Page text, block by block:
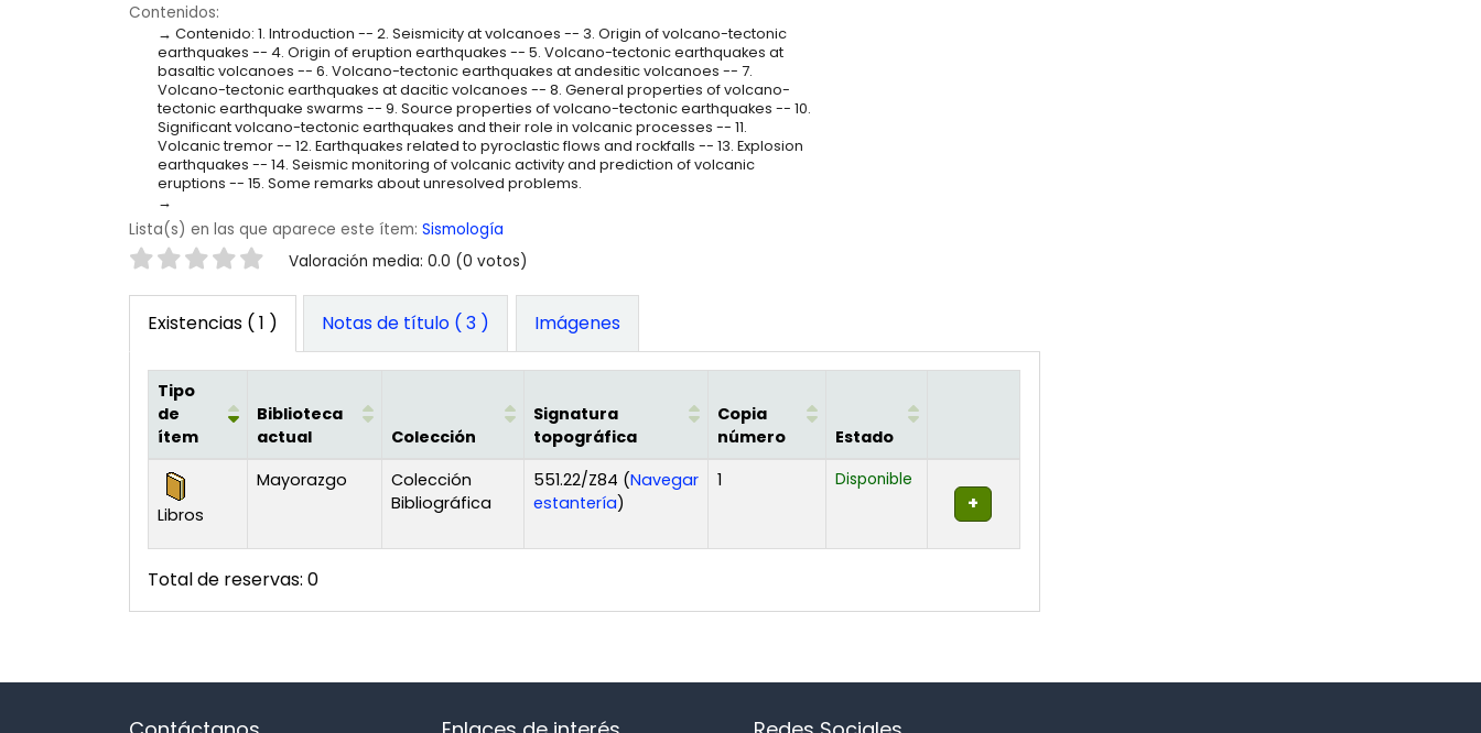
Contenidos:
Contenido: 1. Introduction -- 2. Seismicity at volcanoes -- 3. Origin of volcano-tectonic
earthquakes -- 4. Origin of eruption earthquakes -- 5. Volcano-tectonic earthquakes at
basaltic volcanoes -- 6. Volcano-tectonic earthquakes at andesitic volcanoes -- 7.
Volcano-tectonic earthquakes at dacitic volcanoes -- 8. General properties of volcano-
tectonic earthquake swarms -- 9. Source properties of volcano-tectonic earthquakes -- 10.
Significant volcano-tectonic earthquakes and their role in volcanic processes -- 11.
Volcanic tremor -- 12. Earthquakes related to pyroclastic flows and rockfalls -- 13. Explosion
earthquakes -- 14. Seismic monitoring of volcanic activity and prediction of volcanic
eruptions -- 15. Some remarks about unresolved problems.
Lista(s) en las que aparece este ítem: Sismología
Valoración Valoración media: 0.0 (0 votos)
Existencias ( 1 ) Notas de título ( 3 ) Imágenes
Existencias
Tipo
de
ítem
Biblioteca
actual
Colección
Signatura
topográfica
Copia
número
Estado
Libros
Mayorazgo
Colección
Bibliográfica
551.22/Z84 (Navegar
estantería(Abre debajo)
)
1 Disponible
Total de reservas: 0